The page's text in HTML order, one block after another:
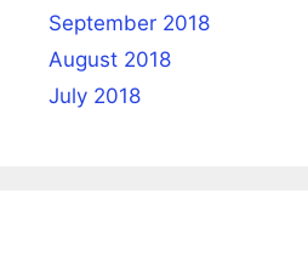
September 2018
August 2018
July 2018